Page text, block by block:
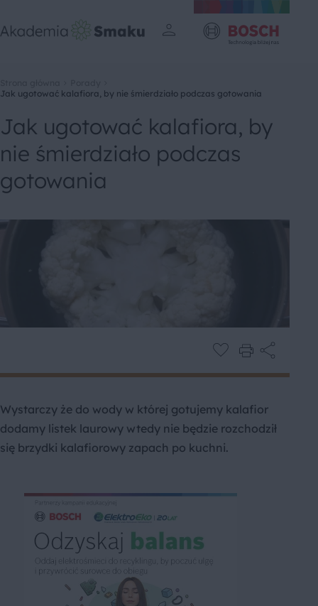
Jak ugotować kalafiora, by nie śmierdziało podczas gotowania
Jak ugotować kalafiora, by
nie śmierdziało podczas
gotowania
Wystarczy że do wody w której gotujemy kalafior
dodamy listek laurowy wtedy nie będzie rozchodził
się brzydki kalafiorowy zapach po kuchni.